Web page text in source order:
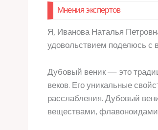
Мнения экспертов
Я, Иванова Наталья
удовольствием поделюсь с
Дубовый веник — это
веков. Его уникальные
расслабления. Дубовый
веществами,